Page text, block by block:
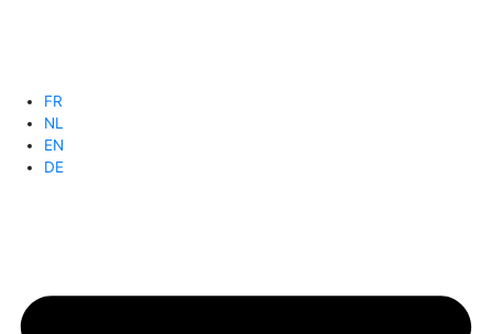
FR
NL
EN
DE